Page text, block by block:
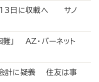
13日に収載へ サノ
」 AZ・バーネット
会計に疑義 住友は事